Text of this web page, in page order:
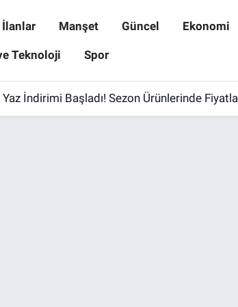
İlanlar Manşet Güncel Ekonomi
Teknoloji Spor
İndirimi Başladı! Sezon Ürünlerinde